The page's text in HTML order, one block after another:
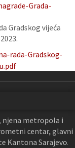
Grada-
Gradskog vijeća
rada-Gradskog-
njena metropola i
centar, glavni
Kantona Sarajevo.